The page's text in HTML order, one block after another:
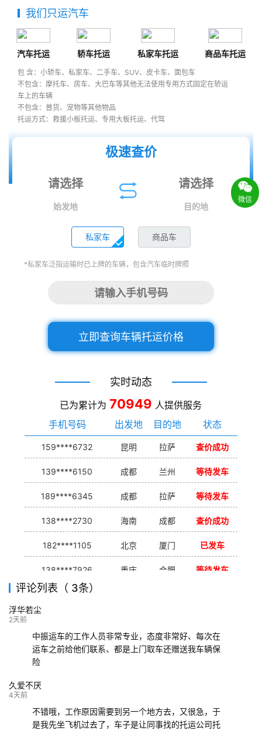
我们只运汽车
汽车托运 轿车托运 私家车托运 商品车托运
包 含：小轿车、私家车、二手车、SUV、皮卡车、面包车
不包含：摩托车、房车、大巴车等其他无法使用专用方式固定在轿运
车上的车辆
不包含：普货、宠物等其他物品
托运方式：救援小板托运、专用大板托运、代驾
极速查价
始发地 目的地
私家车 商品车
*私家车泛指运输时已上牌的车辆，包含汽车临时牌照
立即查询车辆托运价格
实时动态
已为累计为 70949 人提供服务
手机号码
出发地 目的地 状态
159****6732 昆明 拉萨 查价成功
139****6150 成都 兰州 等待发车
189****6345 成都 拉萨 等待发车
138****2730 海南 成都 查价成功
182****1105 北京 厦门 已发车
138****7926 重庆 合肥 等待发车
139****9233
评论列表（ 3条）
浮华若尘
2天前
中振运车的工作人员非常专业，态度非常好、每次在
运车之前给他们联系、都是上门取车还赠送我车辆保
险
久爱不厌
4天前
不错哦，工作原因需要到另一个地方去，又很急，于
是我先坐飞机过去了，车子是让同事找的托运公司托
微信